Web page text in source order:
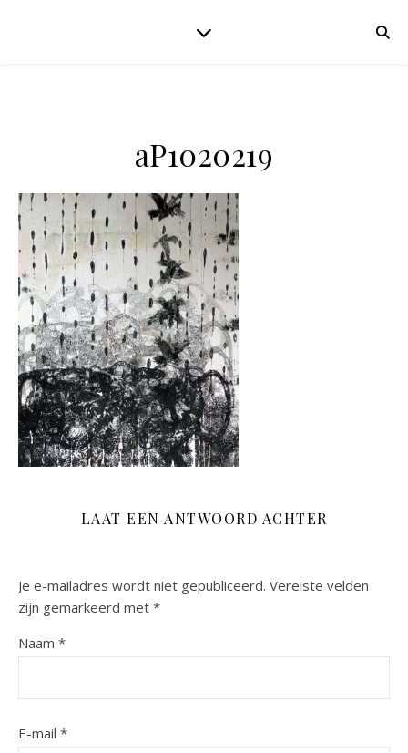
aP1020219
LAAT EEN ANTWOORD ACHTER
Je e-mailadres wordt niet gepubliceerd. Vereiste velden
zijn gemarkeerd met *
Naam *
E-mail *